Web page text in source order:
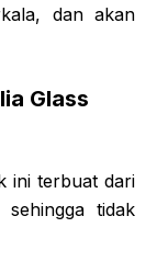
dan akan
Glass
ini terbuat dari
tidak